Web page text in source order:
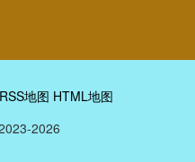
RSS地图 HTML地图
2026